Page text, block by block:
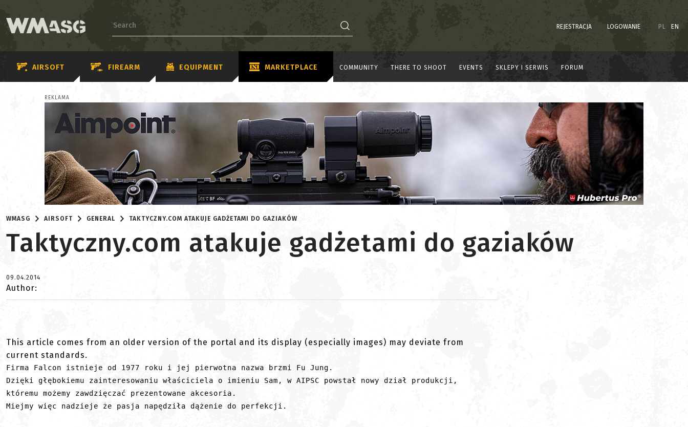
REJESTRACJA LOGOWANIE PL EN
AIRSOFT FIREARM EQUIPMENT MARKETPLACE COMMUNITY THERE TO SHOOT EVENTS SKLEPY I SERWIS FORUM
REKLAMA
WMASG AIRSOFT GENERAL TAKTYCZNY.COM ATAKUJE GADŻETAMI DO GAZIAKÓW
Taktyczny.com atakuje gadżetami do gaziaków
09.04.2014
Author:
This article comes from an older version of the portal and its display (especially images) may deviate from
current standards.
Firma Falcon istnieje od 1977 roku i jej pierwotna nazwa brzmi Fu Jung.
Dzięki głębokiemu zainteresowaniu właściciela o imieniu Sam, w AIPSC powstał nowy dział produkcji,
któremu możemy zawdzięczać prezentowane akcesoria.
Miejmy więc nadzieje że pasja napędziła dążenie do perfekcji.